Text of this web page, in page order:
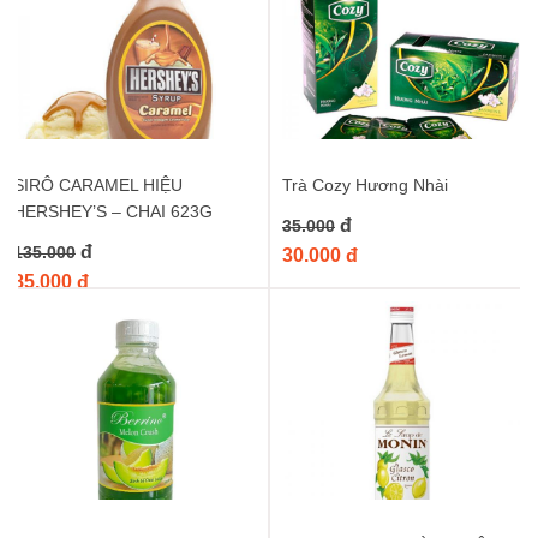
tốt lành theo quan niệm dân gian.
Không chỉ là một món mứt thông thường, Tắc xí muội Tấn Lộc
còn là một phần ký ức tuổi thơ, gợi nhớ những ngày sum vầy bên
gia đình. Sản phẩm thích hợp để dùng trong các buổi tiệc trà, tiếp
chua ngọt dịu nhẹ của tắc xí muội còn giúp giải tỏa căng thẳng,
kích thích vị giác, mang lại cảm giác thư thái, dễ chịu.
để cảm nhận trọn vẹn hương vị truyền thống thơm
ngon này. Sản phẩm không chỉ làm phong phú thêm giỏ quà Tết
của gia đình bạn mà còn là món quà ý nghĩa, thể hiện tấm lòng
chân thành của bạn. Hãy để Tắc xí muội Tấn Lộc mang đến
những khoảnh khắc ngọt ngào và đáng nhớ cho bạn và những
người thân yêu!
tắc xí muội tấn lộc ,mứt tắc xí muội
tắc xí muội giá rẻ,mua tắc xí muội
SIRÔ CARAMEL HIỆU
HERSHEY’S – CHAI 623G
135.000 đ
85.000 đ
Trà Cozy Hương Nhài
35.000 đ
30.000 đ